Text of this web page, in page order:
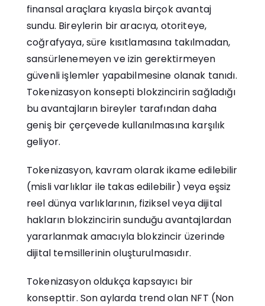
finansal araçlara kıyasla birçok avantaj
sundu. Bireylerin bir aracıya, otoriteye,
coğrafyaya, süre kısıtlamasına takılmadan,
sansürlenemeyen ve izin gerektirmeyen
güvenli işlemler yapabilmesine olanak tanıdı.
Tokenizasyon konsepti blokzincirin sağladığı
bu avantajların bireyler tarafından daha
geniş bir çerçevede kullanılmasına karşılık
geliyor.
Tokenizasyon, kavram olarak ikame edilebilir
(misli varlıklar ile takas edilebilir) veya eşsiz
reel dünya varlıklarının, fiziksel veya dijital
hakların blokzincirin sunduğu avantajlardan
yararlanmak amacıyla blokzincir üzerinde
dijital temsillerinin oluşturulmasıdır.
Tokenizasyon oldukça kapsayıcı bir
konsepttir. Son aylarda trend olan NFT (Non